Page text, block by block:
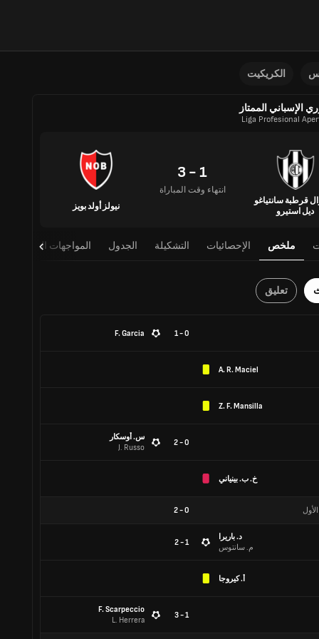
الكريكيت
الإسباني الممتاز
Liga Profesional
قرطبة سانتياغو
ديل استيرو
1 - 3
انتهاء وقت المباراة
نيولز أولد بويز
ملخص الإحصائيات التشكيلة الجدول المواجهات المباشرة
تعليق
0 - 1
F. Garcia
A. R. Maciel
Z. F. Mansilla
0 - 2
س. أوسكار
J. Russo
خ. ب. بينياني
0
-
2
د. باريرا
م. سانتوس
1 - 2
أ. كيروجا
1 - 3
F. Scarpeccio
L. Herrera